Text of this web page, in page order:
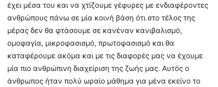
έχει μέσα του και να χτίζουμε γέφυρες με ενδιαφέροντες
ανθρώπους πάνω σε μία κοινή βάση ότι στο τέλος της
μέρας δεν θα φτάσουμε σε κανέναν κανιβαλισμό,
ομοφαγία, μικροφασισμό, πρωτοφασισμό και θα
καταφέρουμε ακόμα και με τις διαφορές μας να έχουμε
μία πιο ανθρώπινη διαχείριση της ζωής μας. Αυτός ο
άνθρωπος ήταν πολύ ωραίο μάθημα για μένα εκείνο το